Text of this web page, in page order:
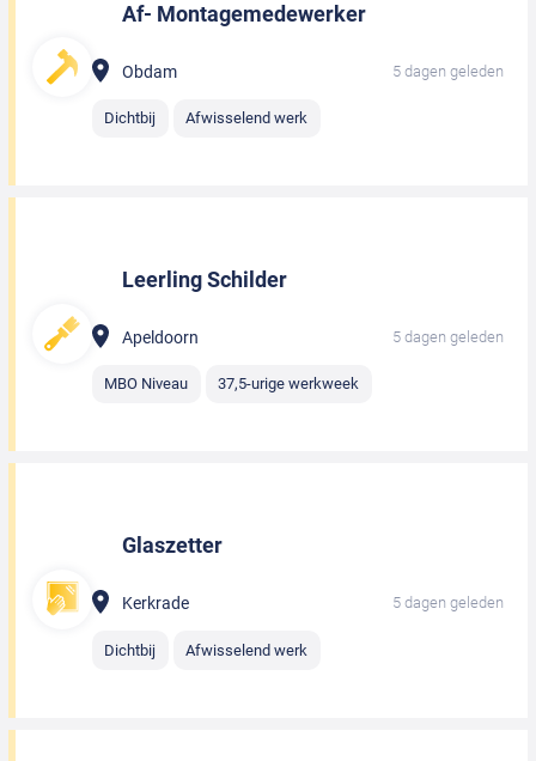
Af- Montagemedewerker
Obdam 5 dagen geleden
Dichtbij Afwisselend werk
Leerling Schilder
Apeldoorn 5 dagen geleden
MBO Niveau 37,5-urige werkweek
Glaszetter
Kerkrade 5 dagen geleden
Dichtbij Afwisselend werk